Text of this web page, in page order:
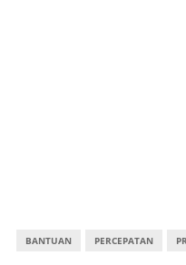
BANTUAN PERCEPATAN